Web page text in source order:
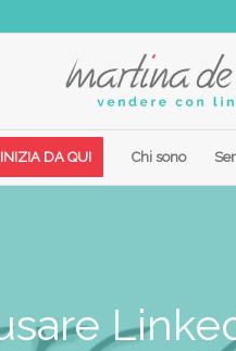
INIZIA DA QUI Chi sono